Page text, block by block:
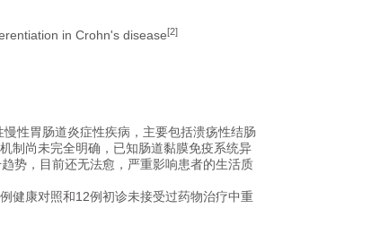
in Crohn's disease[2]
性胃肠道炎症性疾病，主要包括溃疡性结肠
制尚未完全明确，已知肠道黏膜免疫系统异
势，目前还无法愈，严重影响患者的生活质
健康对照和12例初诊未接受过药物治疗中重